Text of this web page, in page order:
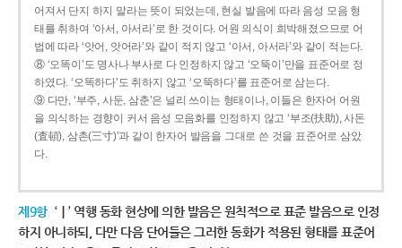
어져서 단지 하지 말라는 뜻이 되었는데, 현실 발음에 따라 음성 모음 형
태를 취하여 ‘아서, 아서라’로 한 것이다. 어원 의식이 희박해졌으므로 어
법에 따라 ‘앗어, 앗어라’와 같이 적지 않고 ‘아서, 아서라’와 같이 적는다.
⑧ ‘오똑이’도 명사나 부사로 다 인정하지 않고 ‘오뚝이’만을 표준어로 정
하였다. ‘오똑하다’도 취하지 않고 ‘오뚝하다’를 표준어로 삼는다.
⑨ 다만, ‘부주, 사둔, 삼춘’은 널리 쓰이는 형태이나, 이들은 한자어 어원
을 의식하는 경향이 커서 음성 모음화를 인정하지 않고 ‘부조(扶助), 사돈
(査頓), 삼촌(三寸)’과 같이 한자어 발음을 그대로 쓴 것을 표준어로 삼았
다.
제9항 ‘ㅣ’ 역행 동화 현상에 의한 발음은 원칙적으로 표준 발음으로 인정
하지 아니하되, 다만 다음 단어들은 그러한 동화가 적용된 형태를 표준어